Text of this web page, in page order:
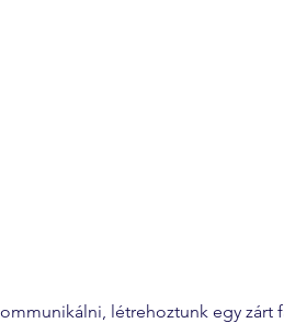
létrehoztunk egy zárt